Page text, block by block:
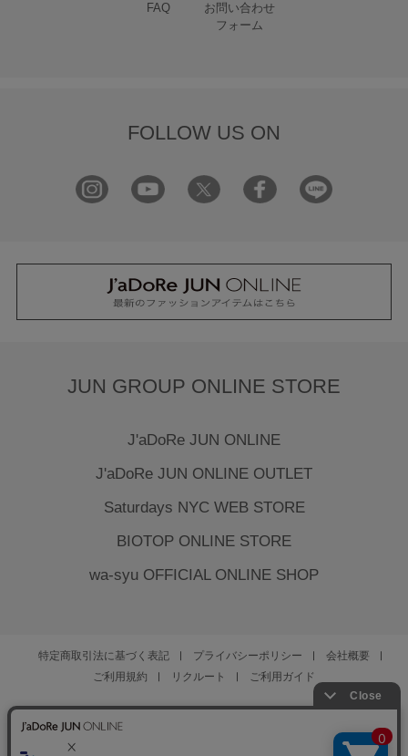
FAQ
お問い合わせ
フォーム
FOLLOW US ON
JUN GROUP ONLINE STORE
J'aDoRe JUN ONLINE
J'aDoRe JUN ONLINE OUTLET
Saturdays NYC WEB STORE
BIOTOP ONLINE STORE
wa-syu OFFICIAL ONLINE SHOP
特定商取引法に基づく表記 プライバシーポリシー
会社概要
ご利用規約
リクルート ご利用ガイド